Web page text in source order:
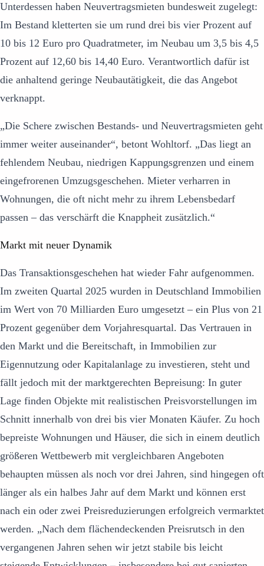
Unterdessen haben Neuvertragsmieten bundesweit zugelegt:
Im Bestand kletterten sie um rund drei bis vier Prozent auf
10 bis 12 Euro pro Quadratmeter, im Neubau um 3,5 bis 4,5
Prozent auf 12,60 bis 14,40 Euro. Verantwortlich dafür ist
die anhaltend geringe Neubautätigkeit, die das Angebot
verknappt.
„Die Schere zwischen Bestands- und Neuvertragsmieten geht
immer weiter auseinander“, betont Wohltorf. „Das liegt an
fehlendem Neubau, niedrigen Kappungsgrenzen und einem
eingefrorenen Umzugsgeschehen. Mieter verharren in
Wohnungen, die oft nicht mehr zu ihrem Lebensbedarf
passen – das verschärft die Knappheit zusätzlich.“
Markt mit neuer Dynamik
Das Transaktionsgeschehen hat wieder Fahr aufgenommen.
Im zweiten Quartal 2025 wurden in Deutschland Immobilien
im Wert von 70 Milliarden Euro umgesetzt – ein Plus von 21
Prozent gegenüber dem Vorjahresquartal. Das Vertrauen in
den Markt und die Bereitschaft, in Immobilien zur
Eigennutzung oder Kapitalanlage zu investieren, steht und
fällt jedoch mit der marktgerechten Bepreisung: In guter
Lage finden Objekte mit realistischen Preisvorstellungen im
Schnitt innerhalb von drei bis vier Monaten Käufer. Zu hoch
bepreiste Wohnungen und Häuser, die sich in einem deutlich
größeren Wettbewerb mit vergleichbaren Angeboten
behaupten müssen als noch vor drei Jahren, sind hingegen oft
länger als ein halbes Jahr auf dem Markt und können erst
nach ein oder zwei Preisreduzierungen erfolgreich vermarktet
werden. „Nach dem flächendeckenden Preisrutsch in den
vergangenen Jahren sehen wir jetzt stabile bis leicht